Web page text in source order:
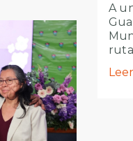
A
ruta